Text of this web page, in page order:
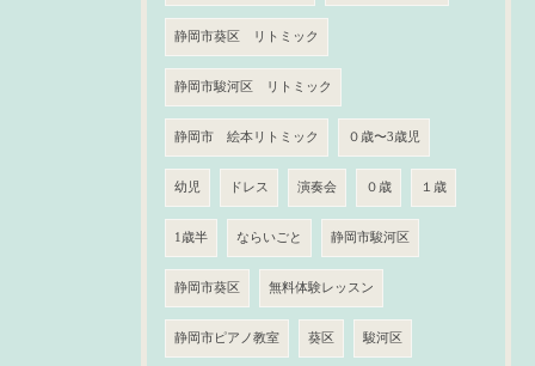
静岡市葵区 リトミック
静岡市駿河区 リトミック
静岡市 絵本リトミック ０歳〜3歳児
幼児 ドレス 演奏会 ０歳 １歳
1歳半 ならいごと 静岡市駿河区
静岡市葵区 無料体験レッスン
静岡市ピアノ教室 葵区 駿河区